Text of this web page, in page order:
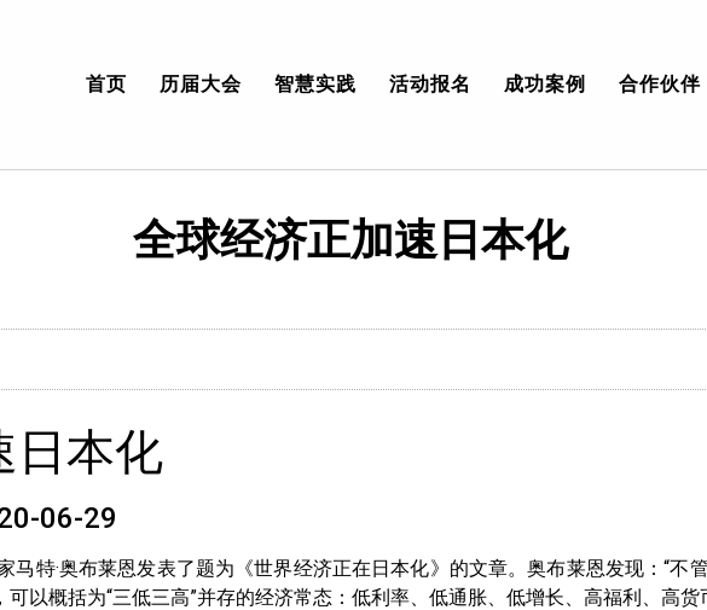
首页 历届大会 智慧实践 活动报名 成功案例 合作伙伴
全球经济正加速日本化
日本化
06-29
马特·奥布莱恩发表了题为《世界经济正在日本化》的文章。奥布莱恩发现：“不
可以概括为“三低三高”并存的经济常态：低利率、低通胀、低增长、高福利、高货